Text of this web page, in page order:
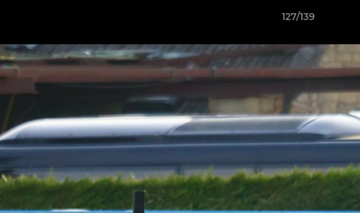
127/139